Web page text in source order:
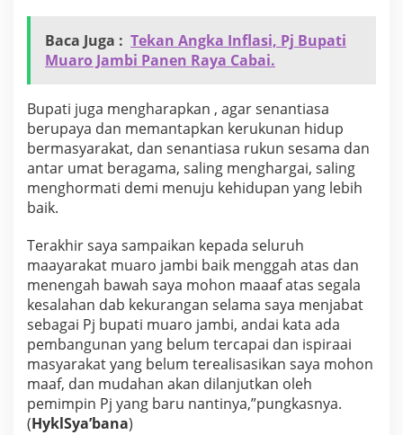
Baca Juga : Tekan Angka Inflasi, Pj Bupati
Muaro Jambi Panen Raya Cabai.
Bupati juga mengharapkan , agar senantiasa
berupaya dan memantapkan kerukunan hidup
bermasyarakat, dan senantiasa rukun sesama dan
antar umat beragama, saling menghargai, saling
menghormati demi menuju kehidupan yang lebih
baik.
Terakhir saya sampaikan kepada seluruh
maayarakat muaro jambi baik menggah atas dan
menengah bawah saya mohon maaaf atas segala
kesalahan dab kekurangan selama saya menjabat
sebagai Pj bupati muaro jambi, andai kata ada
pembangunan yang belum tercapai dan ispiraai
masyarakat yang belum terealisasikan saya mohon
maaf, dan mudahan akan dilanjutkan oleh
pemimpin Pj yang baru nantinya,”pungkasnya.
(HyklSya’bana)